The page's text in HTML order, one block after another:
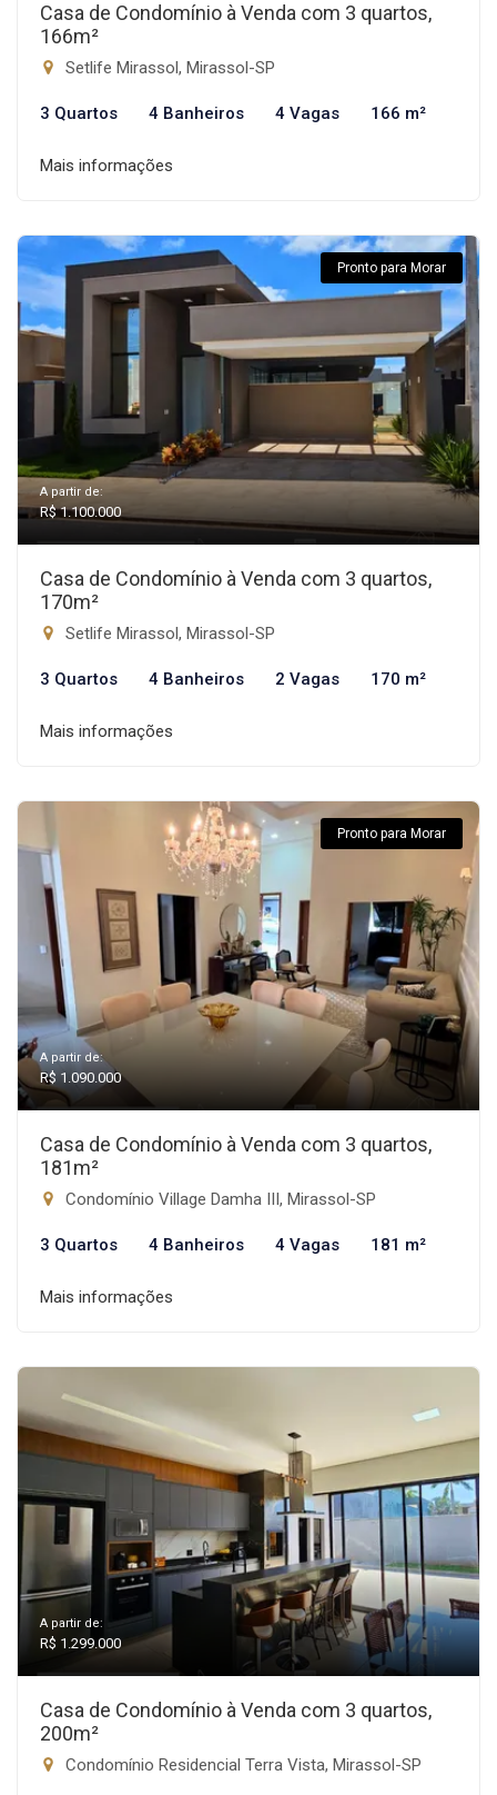
Casa de Condomínio à Venda com 3 quartos,
166m²
Setlife Mirassol, Mirassol-SP
3 Quartos 4 Banheiros 4 Vagas 166 m²
Mais informações
Pronto para Morar
A partir de:
R$ 1.100.000
Casa de Condomínio à Venda com 3 quartos,
170m²
Setlife Mirassol, Mirassol-SP
3 Quartos 4 Banheiros 2 Vagas 170 m²
Mais informações
Pronto para Morar
A partir de:
R$ 1.090.000
Casa de Condomínio à Venda com 3 quartos,
181m²
Condomínio Village Damha III, Mirassol-SP
3 Quartos 4 Banheiros 4 Vagas 181 m²
Mais informações
A partir de:
R$ 1.299.000
Casa de Condomínio à Venda com 3 quartos,
200m²
Condomínio Residencial Terra Vista, Mirassol-SP